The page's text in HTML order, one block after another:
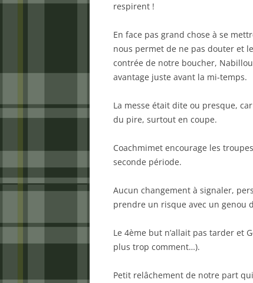
respirent !
En face pas grand chose à se
nous permet de ne pas douter et
contrée de notre boucher,
avantage juste avant la mi-temps.
La messe était dite ou presque,
du pire, surtout en coupe.
Coachmimet encourage les
seconde période.
Aucun changement à signaler,
prendre un risque avec un genou
Le 4ème but n’allait pas tarder et
plus trop comment…).
Petit relâchement de notre part